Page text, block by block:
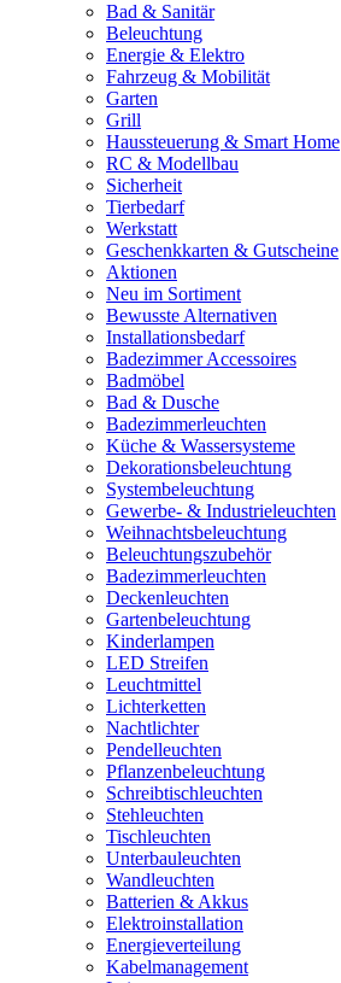
Bad & Sanitär
Beleuchtung
Energie & Elektro
Fahrzeug & Mobilität
Garten
Grill
Haussteuerung & Smart Home
RC & Modellbau
Sicherheit
Tierbedarf
Werkstatt
Geschenkkarten & Gutscheine
Aktionen
Neu im Sortiment
Bewusste Alternativen
Installationsbedarf
Badezimmer Accessoires
Badmöbel
Bad & Dusche
Badezimmerleuchten
Küche & Wassersysteme
Dekorationsbeleuchtung
Systembeleuchtung
Gewerbe- & Industrieleuchten
Weihnachtsbeleuchtung
Beleuchtungszubehör
Badezimmerleuchten
Deckenleuchten
Gartenbeleuchtung
Kinderlampen
LED Streifen
Leuchtmittel
Lichterketten
Nachtlichter
Pendelleuchten
Pflanzenbeleuchtung
Schreibtischleuchten
Stehleuchten
Tischleuchten
Unterbauleuchten
Wandleuchten
Batterien & Akkus
Elektroinstallation
Energieverteilung
Kabelmanagement